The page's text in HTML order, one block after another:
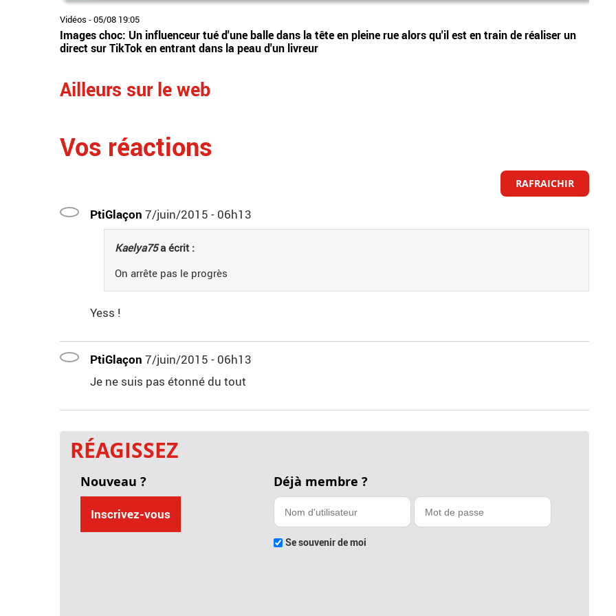
Vidéos -05/08 19:05
Images choc: Un influenceur tué d'une balle dans la tête en pleine rue alors qu'il est en train de réaliser un
direct sur TikTok en entrant dans la peau d'un livreur
Ailleurs sur le web
Vos réactions
RAFRAICHIR
PtiGlaçon 7/juin/2015 - 06h13
Kaelya75a écrit :
On arrête pas le progrès
Yess !
PtiGlaçon 7/juin/2015 - 06h13
Je ne suis pas étonné du tout
RÉAGISSEZ
Nouveau ?
Inscrivez-vous
Déjà membre ?
Se souvenir de moi